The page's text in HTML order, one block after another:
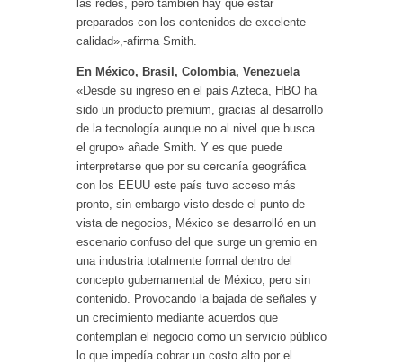
las redes, pero también hay que estar
preparados con los contenidos de excelente
calidad»,-afirma Smith.
En México, Brasil, Colombia, Venezuela
«Desde su ingreso en el país Azteca, HBO ha
sido un producto premium, gracias al desarrollo
de la tecnología aunque no al nivel que busca
el grupo» añade Smith. Y es que puede
interpretarse que por su cercanía geográfica
con los EEUU este país tuvo acceso más
pronto, sin embargo visto desde el punto de
vista de negocios, México se desarrolló en un
escenario confuso del que surge un gremio en
una industria totalmente formal dentro del
concepto gubernamental de México, pero sin
contenido. Provocando la bajada de señales y
un crecimiento mediante acuerdos que
contemplan el negocio como un servicio público
lo que impedía cobrar un costo alto por el